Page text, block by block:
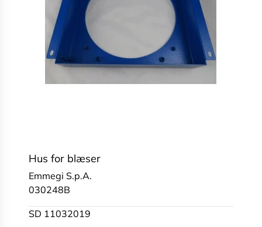
Hus for blæser
Emmegi S.p.A.
030248B
SD 11032019